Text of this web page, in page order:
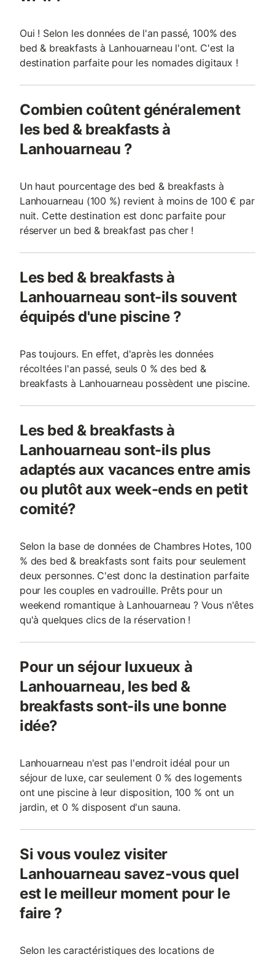
Oui ! Selon les données de l'an passé, 100% des
bed & breakfasts à Lanhouarneau l'ont. C'est la
destination parfaite pour les nomades digitaux !
Combien coûtent généralement
les bed & breakfasts à
Lanhouarneau ?
Un haut pourcentage des bed & breakfasts à
Lanhouarneau (100 %) revient à moins de 100 € par
nuit. Cette destination est donc parfaite pour
réserver un bed & breakfast pas cher !
Les bed & breakfasts à
Lanhouarneau sont-ils souvent
équipés d'une piscine ?
Pas toujours. En effet, d'après les données
récoltées l'an passé, seuls 0 % des bed &
breakfasts à Lanhouarneau possèdent une piscine.
Les bed & breakfasts à
Lanhouarneau sont-ils plus
adaptés aux vacances entre amis
ou plutôt aux week-ends en petit
comité?
Selon la base de données de Chambres Hotes, 100
% des bed & breakfasts sont faits pour seulement
deux personnes. C'est donc la destination parfaite
pour les couples en vadrouille. Prêts pour un
weekend romantique à Lanhouarneau ? Vous n'êtes
qu'à quelques clics de la réservation !
Pour un séjour luxueux à
Lanhouarneau, les bed &
breakfasts sont-ils une bonne
idée?
Lanhouarneau n'est pas l'endroit idéal pour un
séjour de luxe, car seulement 0 % des logements
ont une piscine à leur disposition, 100 % ont un
jardin, et 0 % disposent d'un sauna.
Si vous voulez visiter
Lanhouarneau savez-vous quel
est le meilleur moment pour le
faire ?
Selon les caractéristiques des locations de